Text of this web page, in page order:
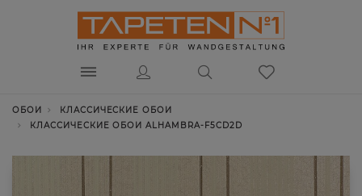
ОБОИ
КЛАССИЧЕСКИЕ ОБОИ
КЛАССИЧЕСКИЕ ОБОИ ALHAMBRA-F5CD2D